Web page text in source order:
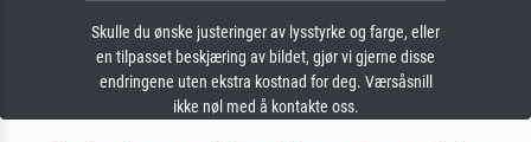
Skulle du ønske justeringer av lysstyrke og farge, eller
en tilpasset beskjæring av bildet, gjør vi gjerne disse
endringene uten ekstra kostnad for deg. Værsåsnill
ikke nøl med å kontakte oss.